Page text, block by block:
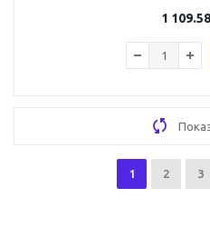
1 109.58
1 2 3